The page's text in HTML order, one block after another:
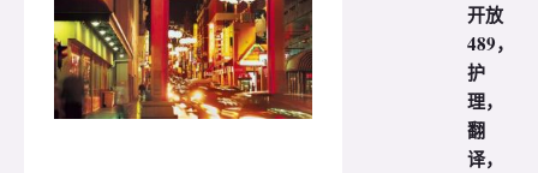
开放
489，
护
理，
翻
译，